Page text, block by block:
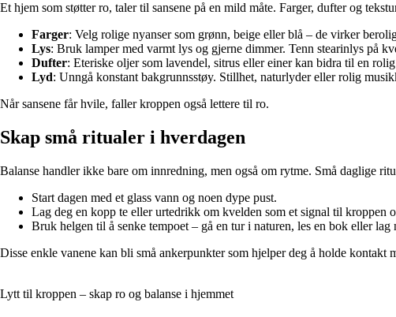
Et hjem som støtter ro, taler til sansene på en mild måte. Farger, dufter og
Farger: Velg rolige nyanser som grønn, beige eller blå – de virker
Lys: Bruk lamper med varmt lys og gjerne dimmer. Tenn stearinlys på
Dufter: Eteriske oljer som lavendel, sitrus eller einer kan bidra til en
Lyd: Unngå konstant bakgrunnsstøy. Stillhet, naturlyder eller rolig
Når sansene får hvile, faller kroppen også lettere til ro.
Skap små ritualer i hverdagen
Balanse handler ikke bare om innredning, men også om rytme. Små daglige
Start dagen med et glass vann og noen dype pust.
Lag deg en kopp te eller urtedrikk om kvelden som et signal til kroppen
Bruk helgen til å senke tempoet – gå en tur i naturen, les en bok eller lag
Disse enkle vanene kan bli små ankerpunkter som hjelper deg å holde kontakt
Lytt til kroppen – skap ro og balanse i hjemmet